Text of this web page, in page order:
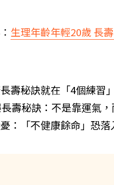
生理年齡年輕20歲 長
壽秘訣就在「4個練習」
壽秘訣：不是靠運氣
：「不健康餘命」恐落